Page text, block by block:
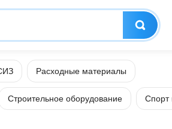
Расходные материалы
Строительное оборудование Спорт